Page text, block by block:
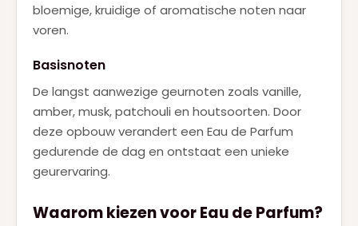
bloemige, kruidige of aromatische noten naar
voren.
Basisnoten
De langst aanwezige geurnoten zoals vanille,
amber, musk, patchouli en houtsoorten. Door
deze opbouw verandert een Eau de Parfum
gedurende de dag en ontstaat een unieke
geurervaring.
Waarom kiezen voor Eau de Parfum?